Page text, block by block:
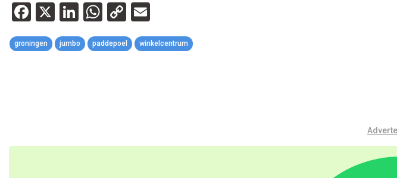
Facebook
X LinkedIn
WhatsApp
Copy
Link
groningen jumbo paddepoel winkelcentrum